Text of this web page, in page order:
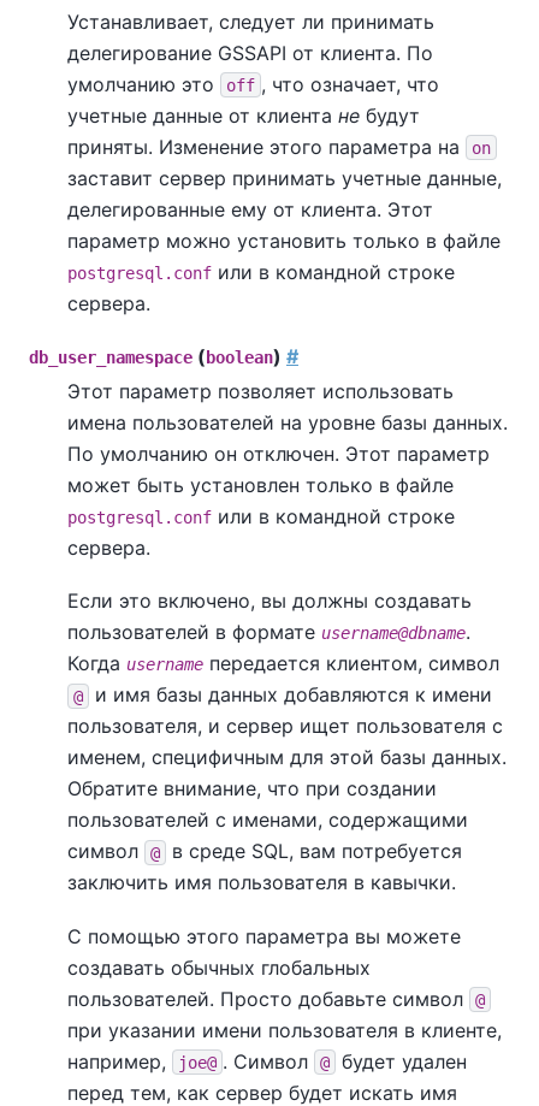
Устанавливает, следует ли принимать
делегирование GSSAPI от клиента. По
умолчанию это
off , что означает, что
учетные данные от клиента не будут
приняты. Изменение этого параметра на
on
заставит сервер принимать учетные данные,
делегированные ему от клиента. Этот
параметр можно установить только в файле
postgresql.conf или в командной строке
сервера.
db_user_namespace ( boolean) #
Этот параметр позволяет использовать
имена пользователей на уровне базы данных.
По умолчанию он отключен. Этот параметр
может быть установлен только в файле
postgresql.conf или в командной строке
сервера.
Если это включено, вы должны создавать
пользователей в формате username@dbname.
Когда username передается клиентом, символ
@
и имя базы данных добавляются к имени
пользователя, и сервер ищет пользователя с
именем, специфичным для этой базы данных.
Обратите внимание, что при создании
пользователей с именами, содержащими
символ
@
в среде SQL, вам потребуется
заключить имя пользователя в кавычки.
С помощью этого параметра вы можете
создавать обычных глобальных
пользователей. Просто добавьте символ
@
при указании имени пользователя в клиенте,
например,
joe@ . Символ @
будет удален
перед тем, как сервер будет искать имя